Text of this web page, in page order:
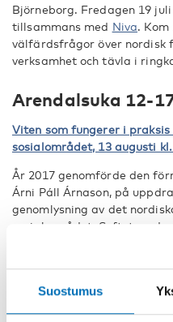
Suostumus
Björneborg. Fredagen 19
tillsammans med Niva.
välfärdsfrågor över nordisk
verksamhet och tävla i
Arendalsuka 12-
Viten som fungerer i
sosialområdet, 13 augusti
År 2017 genomförde den
Árni Páll Árnason, på
genomlysning av det
socialområdet. Syftet med
stärka samarbetet enligt
problemställningar. Ett
presenterar Árnason
välfärdscenters direktör